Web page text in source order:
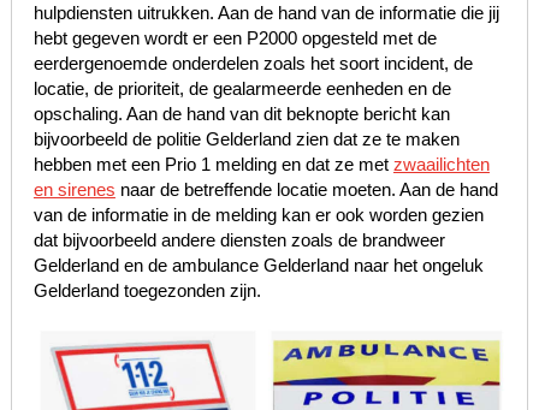
hulpdiensten uitrukken. Aan de hand van de informatie die jij
hebt gegeven wordt er een P2000 opgesteld met de
eerdergenoemde onderdelen zoals het soort incident, de
locatie, de prioriteit, de gealarmeerde eenheden en de
opschaling. Aan de hand van dit beknopte bericht kan
bijvoorbeeld de politie Gelderland zien dat ze te maken
hebben met een Prio 1 melding en dat ze met zwaailichten
en sirenes naar de betreffende locatie moeten. Aan de hand
van de informatie in de melding kan er ook worden gezien
dat bijvoorbeeld andere diensten zoals de brandweer
Gelderland en de ambulance Gelderland naar het ongeluk
Gelderland toegezonden zijn.